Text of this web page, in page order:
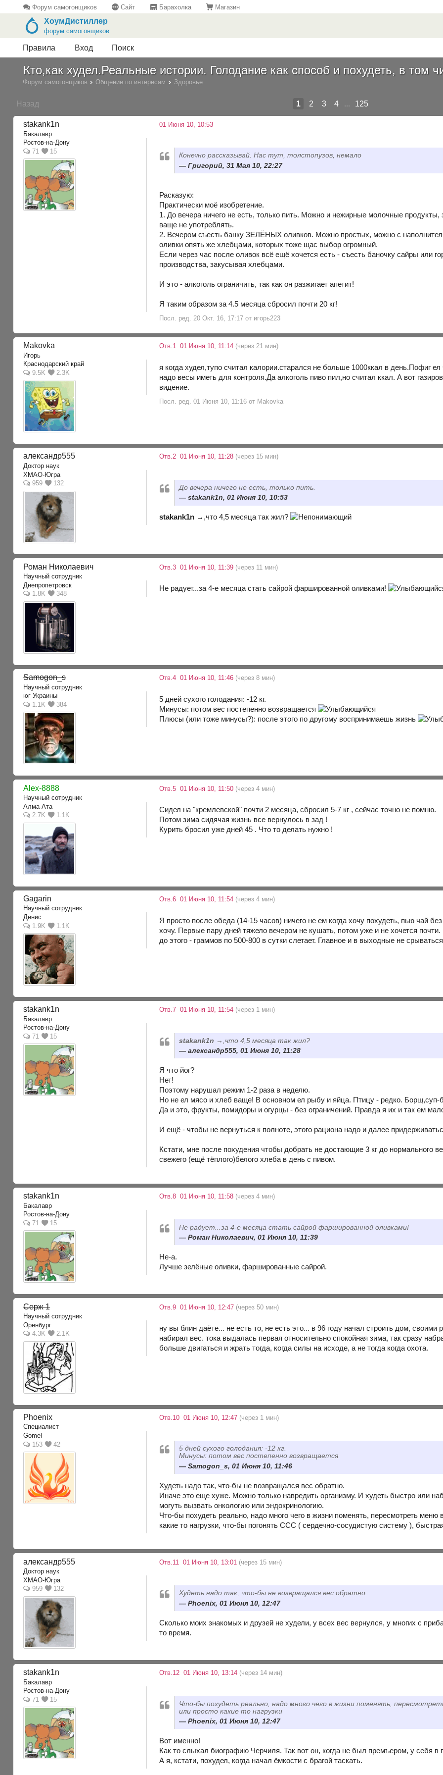
Форум самогонщиков Сайт Барахолка Магазин
ХоумДистиллер
форум самогонщиков
Правила Вход Поиск
Кто,как худел.Реальные истории. Голодание как способ и похудеть, в том
Форум самогонщиков Общение по интересам Здоровье
Назад 1 2 3 4 ... 125
stakank1n
Бакалавр
Ростов-на-Дону
71
15
01 Июня 10, 10:53
Конечно рассказывай. Нас тут, толстопузов, немало
Григорий, 31 Мая 10, 22:27
Расказую:
Практически моё изобретение.
1. До вечера ничего не есть, только пить. Можно и нежирные молочные
ваще не употреблять.
2. Вечером съесть банку ЗЕЛЁНЫХ оливков. Можно простых, можно с
оливки опять же хлебцами, которых тоже щас выбор огромный.
Если через час после оливок всё ещё хочется есть - съесть баночку сайры
производства, закусывая хлебцами.
И это - алкоголь ограничить, так как он разжигает апетит!
Я таким образом за 4.5 месяца сбросил почти 20 кг!
Посл. ред. 20 Окт. 16, 17:17 от игорь223
Makovka
Игорь
Краснодарский край
9.5K
2.3K
Отв.1 01 Июня 10, 11:14 (через 21 мин)
я когда худел,тупо считал калории.старался не больше 1000ккал в день.Пофиг
надо весы иметь для контроля.Да алкоголь пиво пил,но считал ккал. А вот
видение.
Посл. ред. 01 Июня 10, 11:16 от Makovka
александр555
Доктор наук
ХМАО-Югра
959
132
Отв.2 01 Июня 10, 11:28 (через 15 мин)
До вечера ничего не есть, только пить.
stakank1n, 01 Июня 10, 10:53
stakank1n → ,что 4,5 месяца так жил?
Роман Николаевич
Научный сотрудник
Днепропетровск
1.8K
348
Отв.3 01 Июня 10, 11:39 (через 11 мин)
Не радует...за 4-е месяца стать сайрой фаршированной оливками!
Samogon_s
Научный сотрудник
юг Украины
1.1K
384
Отв.4 01 Июня 10, 11:46 (через 8 мин)
5 дней сухого голодания: -12 кг.
Минусы: потом вес постепенно возвращается
Плюсы (или тоже минусы?): после этого по другому воспринимаешь жизнь
Alex-8888
Научный сотрудник
Алма-Ата
2.7K
1.1K
Отв.5 01 Июня 10, 11:50 (через 4 мин)
Сидел на "кремлевской" почти 2 месяца, сбросил 5-7 кг , сейчас точно не помню.
Потом зима сидячая жизнь все вернулось в зад !
Курить бросил уже дней 45 . Что то делать нужно !
Gagarin
Научный сотрудник
Денис
1.9K
1.1K
Отв.6 01 Июня 10, 11:54 (через 4 мин)
Я просто после обеда (14-15 часов) ничего не ем когда хочу похудеть, пью чай
хочу. Первые пару дней тяжело вечером не кушать, потом уже и не хочется
до этого - граммов по 500-800 в сутки слетает. Главное и в выходные не
stakank1n
Бакалавр
Ростов-на-Дону
71
15
Отв.7 01 Июня 10, 11:54 (через 1 мин)
stakank1n → ,что 4,5 месяца так жил?
александр555, 01 Июня 10, 11:28
Я что йог?
Нет!
Поэтому нарушал режим 1-2 раза в неделю.
Но не ел мясо и хлеб ваще! В основном ел рыбу и яйца. Птицу - редко. Борщ,суп-
Да и это, фрукты, помидоры и огурцы - без ограничений. Правда я их и так ем
И ещё - чтобы не вернуться к полноте, этого рациона надо и далее
Кстати, мне после похудения чтобы добрать не достающие 3 кг до нормального
свежего (ещё тёплого)белого хлеба в день с пивом.
stakank1n
Бакалавр
Ростов-на-Дону
71
15
Отв.8 01 Июня 10, 11:58 (через 4 мин)
Не радует...за 4-е месяца стать сайрой фаршированной оливками!
Роман Николаевич, 01 Июня 10, 11:39
Не-а.
Лучше зелёные оливки, фаршированные сайрой.
Серж 1
Научный сотрудник
Оренбург
4.3K
2.1K
Отв.9 01 Июня 10, 12:47 (через 50 мин)
ну вы блин даёте... не есть то, не есть это... в 96 году начал строить дом, своими
набирал вес. тока выдалась первая относительно спокойная зима, так сразу
больше двигаться и жрать тогда, когда силы на исходе, а не тогда когда охота.
Phoenix
Специалист
Gomel
153
42
Отв.10 01 Июня 10, 12:47 (через 1 мин)
5 дней сухого голодания: -12 кг.
Минусы: потом вес постепенно возвращается
Samogon_s, 01 Июня 10, 11:46
Худеть надо так, что-бы не возвращался вес обратно.
Иначе это еще хуже. Можно только навредить организму. И худеть быстро или
могуть вызвать онкологию или эндокринологию.
Что-бы похудеть реально, надо много чего в жизни поменять, пересмотреть
какие то нагрузки, что-бы погонять ССС ( сердечно-сосудистую систему ),
александр555
Доктор наук
ХМАО-Югра
959
132
Отв.11 01 Июня 10, 13:01 (через 15 мин)
Худеть надо так, что-бы не возвращался вес обратно.
Phoenix, 01 Июня 10, 12:47
Сколько моих знакомых и друзей не худели, у всех вес вернулся, у многих с
то время.
stakank1n
Бакалавр
Ростов-на-Дону
71
15
Отв.12 01 Июня 10, 13:14 (через 14 мин)
Что-бы похудеть реально, надо много чего в жизни поменять,
или просто какие то нагрузки
Phoenix, 01 Июня 10, 12:47
Вот именно!
Как то слыхал биографию Черчиля. Так вот он, когда не был премъером, у себя в
А я, кстати, похудел, когда начал ёмкости с брагой таскать.